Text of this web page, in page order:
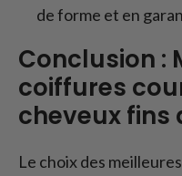
de forme et en
Conclusion :
coiffures
cheveux fins
Le choix des